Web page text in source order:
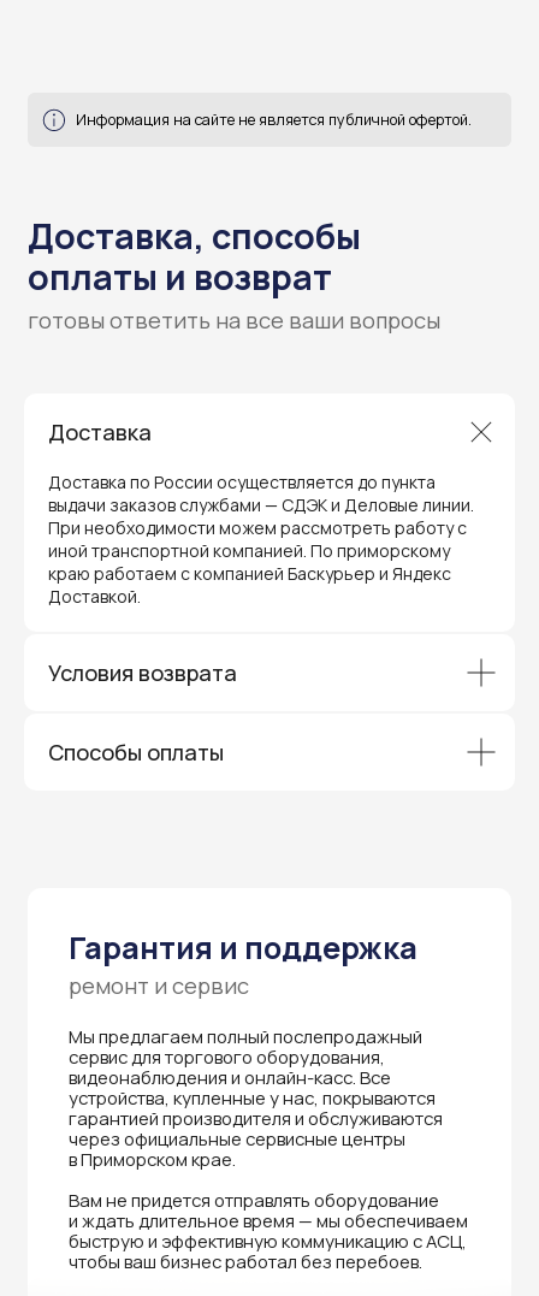
Доставка
Доставка по России осуществляется до пункта
выдачи заказов службами — СДЭК и Деловые линии.
При необходимости можем рассмотреть работу с
иной транспортной компанией. По приморскому
краю работаем с компанией Баскурьер и Яндекс
Доставкой.
Условия возврата
Способы оплаты
Мы предлагаем полный послепродажный
сервис для торгового оборудования,
видеонаблюдения и онлайн-касс. Все
устройства, купленные у нас, покрываются
гарантией производителя и обслуживаются
через официальные сервисные центры
чтобы ваш бизнес работал без перебоев.